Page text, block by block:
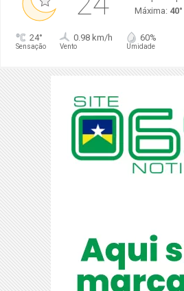
Máxima: 40°
24°
Sensação
0.98 km/h
Vento
60%
Umidade